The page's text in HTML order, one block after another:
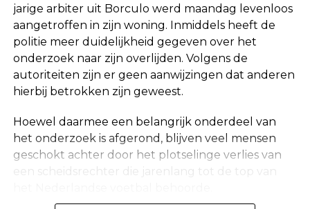
jarige arbiter uit Borculo werd maandag levenloos
aangetroffen in zijn woning. Inmiddels heeft de
politie meer duidelijkheid gegeven over het
onderzoek naar zijn overlijden. Volgens de
autoriteiten zijn er geen aanwijzingen dat anderen
hierbij betrokken zijn geweest.
Hoewel daarmee een belangrijk onderdeel van
het onderzoek is afgerond, blijven veel mensen
geschokt achter door het plotselinge verlies van
een scheidsrechter die jarenlang tot de top van